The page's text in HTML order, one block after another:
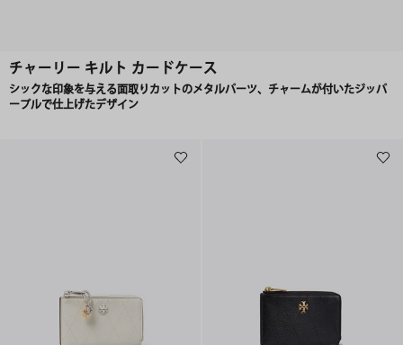
チャーリー キルト カードケース
シックな印象を与える面取りカットのメタルパーツ、チャームが付いたジッパ
ープルで仕上げたデザイン